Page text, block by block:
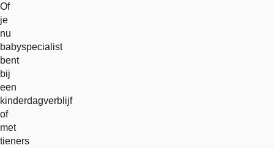
Of
je
nu
babyspecialist
bent
bij
een
kinderdagverblijf
of
met
tieners